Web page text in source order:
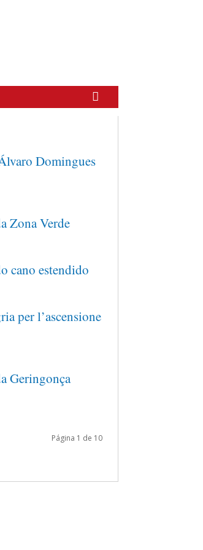
Domingues
Zona Verde
cano estendido
per l’ascensione
Geringonça
Página 1 de 10